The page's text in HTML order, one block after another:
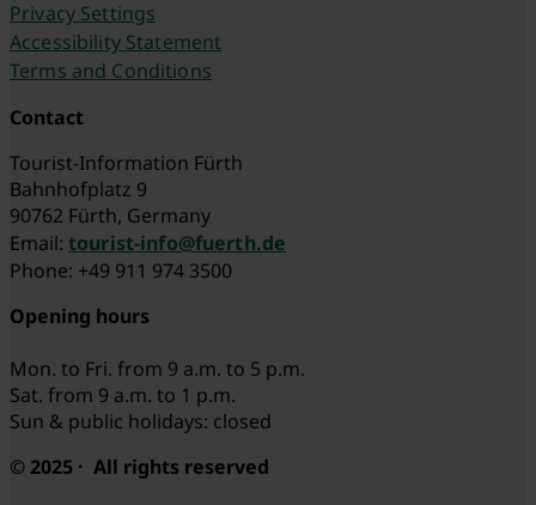
Privacy Settings
Accessibility Statement
Terms and Conditions
Contact
Tourist-Information Fürth
Bahnhofplatz 9
90762 Fürth, Germany
Email: tourist-info@fuerth.de
Phone: +49 911 974 3500
Opening hours
Mon. to Fri. from 9 a.m. to 5 p.m.
Sat. from 9 a.m. to 1 p.m.
Sun & public holidays: closed
© 2025 · All rights reserved